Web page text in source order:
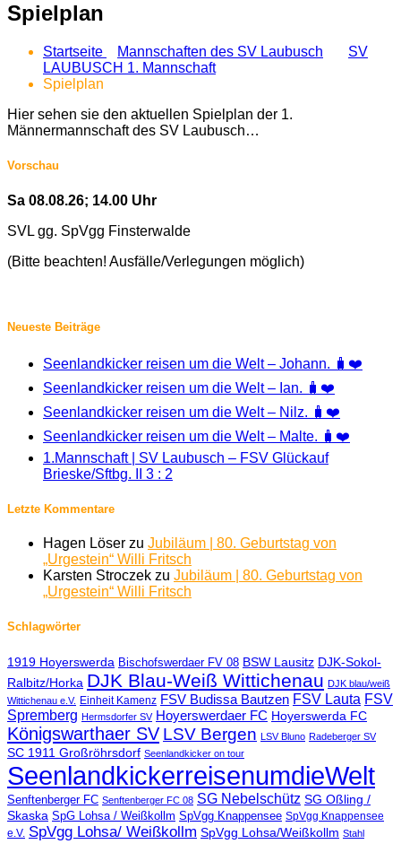
Spielplan
Startseite Mannschaften des SV Laubusch
SV
LAUBUSCH 1. Mannschaft
Spielplan
Hier sehen sie den aktuellen Spielplan der 1.
Männermannschaft des SV Laubusch…
Vorschau
Sa 08.08.26; 14.00 Uhr
SVL gg. SpVgg Finsterwalde
(Bitte beachten! Ausfälle/Verlegungen möglich)
Neueste Beiträge
Seenlandkicker reisen um die Welt – Johann. 🧳❤️
Seenlandkicker reisen um die Welt – Ian. 🧳❤️
Seenlandkicker reisen um die Welt – Nilz. 🧳❤️
Seenlandkicker reisen um die Welt – Malte. 🧳❤️
1.Mannschaft | SV Laubusch – FSV Glückauf
Brieske/Sftbg. II 3 : 2
Letzte Kommentare
Hagen Löser zu Jubiläum | 80. Geburtstag von
„Urgestein“ Willi Fritsch
Karsten Stroczek zu Jubiläum | 80. Geburtstag von
„Urgestein“ Willi Fritsch
Schlagwörter
1919 Hoyerswerda Bischofswerdaer FV 08 BSW Lausitz DJK-Sokol-
Ralbitz/Horka DJK Blau-Weiß Wittichenau DJK blau/weiß
Wittichenau e.V. Einheit Kamenz FSV Budissa Bautzen FSV Lauta FSV
Spremberg Hermsdorfer SV Hoyerswerdaer FC Hoyerswerda FC
Königswarthaer SV LSV Bergen LSV Bluno Radeberger SV
SC 1911 Großröhrsdorf Seenlandkicker on tour
SeenlandkickerreisenumdieWelt
Senftenberger FC Senftenberger FC 08 SG Nebelschütz SG Oßling /
Skaska SpG Lohsa / Weißkollm SpVgg Knappensee SpVgg Knappensee
e.V. SpVgg Lohsa/ Weißkollm SpVgg Lohsa/Weißkollm Stahl